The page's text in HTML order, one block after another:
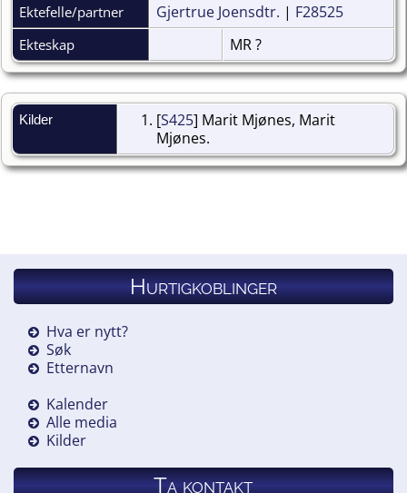
Ektefelle/partner
Gjertrue Joensdtr. | F28525
Ekteskap MR ?
Kilder [S425] Marit Mjønes, Marit
Mjønes.
Hurtigkoblinger
Hva er nytt?
Søk
Etternavn
Kalender
Alle media
Kilder
Ta kontakt